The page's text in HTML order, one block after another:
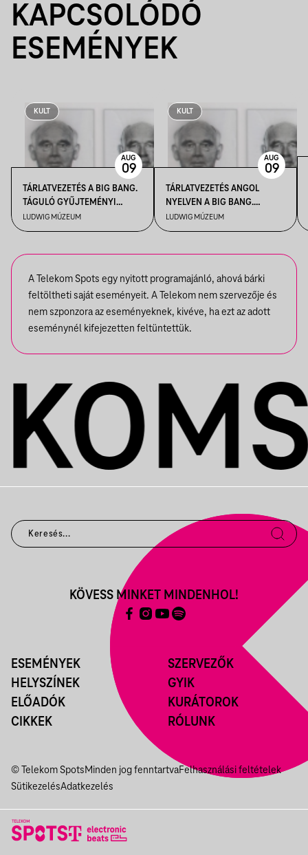
KAPCSOLÓDÓ
ESEMÉNYEK
KULT
TÁRLATVEZETÉS A BIG BANG.
TÁGULÓ GYŰJTEMÉNYI
HORIZONTOK CÍMŰ
KIÁLLÍTÁSBAN
LUDWIG MÚZEUM
AUG
09
KULT
TÁRLATVEZETÉS ANGOL
NYELVEN A BIG BANG.
TÁGULÓ GYŰJTEMÉNYI
HORIZONTOK CÍMŰ
LUDWIG MÚZEUM
AUG
09
A Telekom Spots egy nyitott programajánló, ahová bárki
feltöltheti saját eseményeit. A Telekom nem szervezője és
nem szponzora az eseményeknek, kivéve, ha ezt az adott
eseménynél kifejezetten feltüntettük.
ESEMÉNYEK
HELYSZÍNEK
ELŐADÓK
CIKKEK
SZERVEZŐK
GYIK
KURÁTOROK
RÓLUNK
KÖVESS MINKET MINDENHOL!
© Telekom SpotsMinden jog fenntartvaFelhasználási feltételek
SütikezelésAdatkezelés